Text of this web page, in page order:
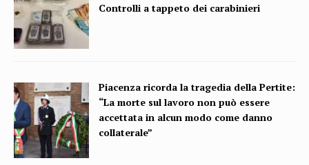
Controlli a tappeto dei carabinieri
Piacenza ricorda la tragedia della Pertite:
“La morte sul lavoro non può essere
accettata in alcun modo come danno
collaterale”